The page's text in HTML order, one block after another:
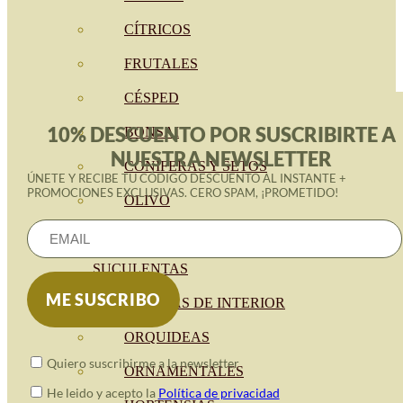
CÍTRICOS
FRUTALES
CÉSPED
BONSAI
CONÍFERAS Y SETOS
OLIVO
SUCULENTAS
PLANTAS DE INTERIOR
ORQUIDEAS
ORNAMENTALES
10% DESCUENTO POR SUSCRIBIRTE A
NUESTRA NEWSLETTER
ÚNETE Y RECIBE TU CÓDIGO DESCUENTO AL INSTANTE +
PROMOCIONES EXCLUSIVAS. CERO SPAM, ¡PROMETIDO!
Quiero suscribirme a la newsletter
He leido y acepto la Política de privacidad